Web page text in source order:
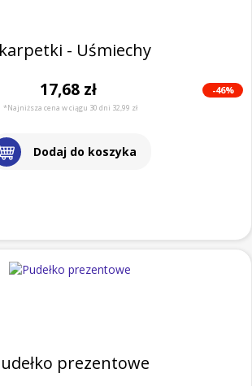
- Uśmiechy
17,68 zł -46%
*Najniższa cena w ciągu 30 dni 32,99 zł
Dodaj do koszyka
prezentowe